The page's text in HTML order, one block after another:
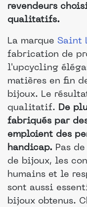
revendeurs
qualitatifs.
La marque Saint
fabrication de
l'upcycling
matières en fin
bijoux. Le
qualitatif. De
fabriqués par
emploient des
handicap. Pas
de bijoux, les
humains et le
sont aussi
bijoux obtenus.